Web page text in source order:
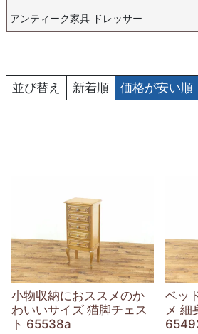
アンティーク家具 ドレッサー
並び替え 新着順 価格が安い順
小物収納におススメのか
わいいサイズ 猫脚チェス
ト 65538a
ベッ
メ 細